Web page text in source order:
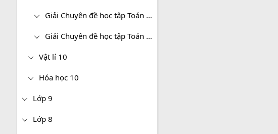
Giải Chuyên đề học tập Toán 10 Chân trời sáng tạo
Giải Chuyên đề học tập Toán 10 Cánh diều
Vật lí 10
Hóa học 10
Lớp 9
Lớp 8